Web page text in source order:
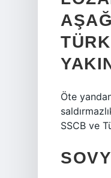
Öte
SSCB ve